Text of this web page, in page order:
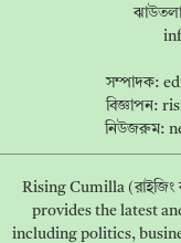
সম্পাদক:
বিজ্ঞাপন:
নিউজরুম:
Rising Cumilla (রাইজিং
provides the latest
including politics,